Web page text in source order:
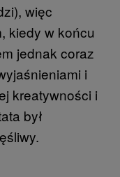
więc
kiedy w końcu
jednak coraz
i
kreatywności i
był